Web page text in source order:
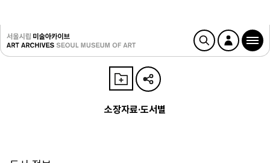
소장자료·도서별